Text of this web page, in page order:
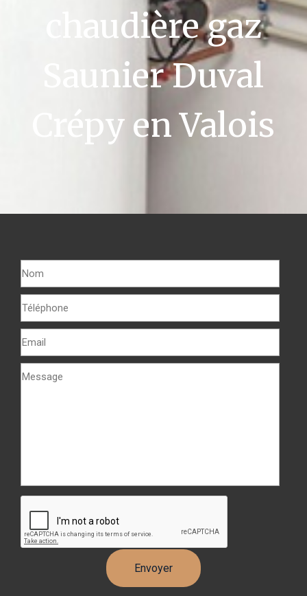
chaudière gaz
Saunier Duval
Crépy en Valois